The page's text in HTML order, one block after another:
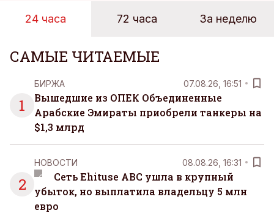
24 часа 72 часа За неделю
САМЫЕ ЧИТАЕМЫЕ
1
БИРЖА 07.08.26, 16:51
Вышедшие из ОПЕК Объединенные
Арабские Эмираты приобрели танкеры на
$1,3 млрд
2
НОВОСТИ 08.08.26, 16:31
Сеть Ehituse ABC ушла в крупный
убыток, но выплатила владельцу 5 млн
евро